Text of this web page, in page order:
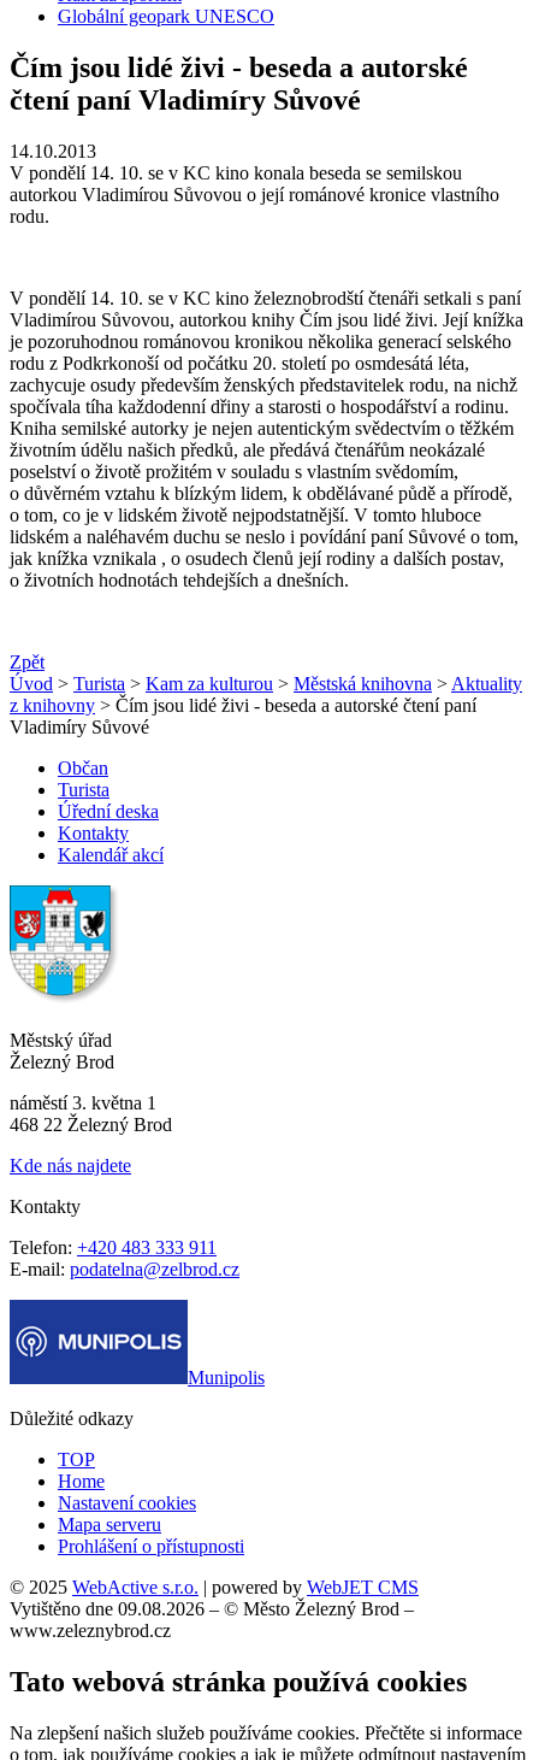
Globální geopark UNESCO
Čím jsou lidé živi - beseda a autorské
čtení paní Vladimíry Sůvové
14.10.2013
V pondělí 14. 10. se v KC kino konala beseda se semilskou
autorkou Vladimírou Sůvovou o její románové kronice vlastního
rodu.
V pondělí 14. 10. se v KC kino železnobrodští čtenáři setkali s paní
Vladimírou Sůvovou, autorkou knihy Čím jsou lidé živi. Její knížka
je pozoruhodnou románovou kronikou několika generací selského
rodu z Podkrkonoší od počátku 20. století po osmdesátá léta,
zachycuje osudy především ženských představitelek rodu, na nichž
spočívala tíha každodenní dřiny a starosti o hospodářství a rodinu.
Kniha semilské autorky je nejen autentickým svědectvím o těžkém
životním údělu našich předků, ale předává čtenářům neokázalé
poselství o životě prožitém v souladu s vlastním svědomím,
o důvěrném vztahu k blízkým lidem, k obdělávané půdě a přírodě,
o tom, co je v lidském životě nejpodstatnější. V tomto hluboce
lidském a naléhavém duchu se neslo i povídání paní Sůvové o tom,
jak knížka vznikala , o osudech členů její rodiny a dalších postav,
o životních hodnotách tehdejších a dnešních.
Zpět
Úvod > Turista > Kam za kulturou > Městská knihovna > Aktuality
z knihovny > Čím jsou lidé živi - beseda a autorské čtení paní
Vladimíry Sůvové
Občan
Turista
Úřední deska
Kontakty
Kalendář akcí
Městský úřad
Železný Brod
náměstí 3. května 1
468 22 Železný Brod
Kde nás najdete
Kontakty
Telefon: +420 483 333 911
E-mail: podatelna@zelbrod.cz
Munipolis
Důležité odkazy
TOP
Home
Nastavení cookies
Mapa serveru
Prohlášení o přístupnosti
© 2025 WebActive s.r.o. | powered by WebJET CMS
Vytištěno dne 09.08.2026 – © Město Železný Brod –
www.zeleznybrod.cz
Tato webová stránka používá cookies
Na zlepšení našich služeb používáme cookies. Přečtěte si informace
o tom, jak používáme cookies a jak je můžete odmítnout nastavením